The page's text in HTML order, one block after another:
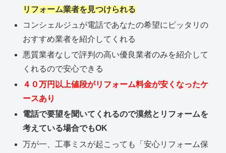
リフォーム業者を見つけられる
コンシェルジュが電話であなたの希望にピッタリの
おすすめ業者を紹介してくれる
悪質業者なしで評判の高い優良業者のみを紹介して
くれるので安心できる
４０万円以上値段がリフォーム料金が安くなったケ
ースあり
電話で要望を聞いてくれるので漠然とリフォームを
考えている場合でもOK
万が一、工事ミスが起こっても「安心リフォーム保